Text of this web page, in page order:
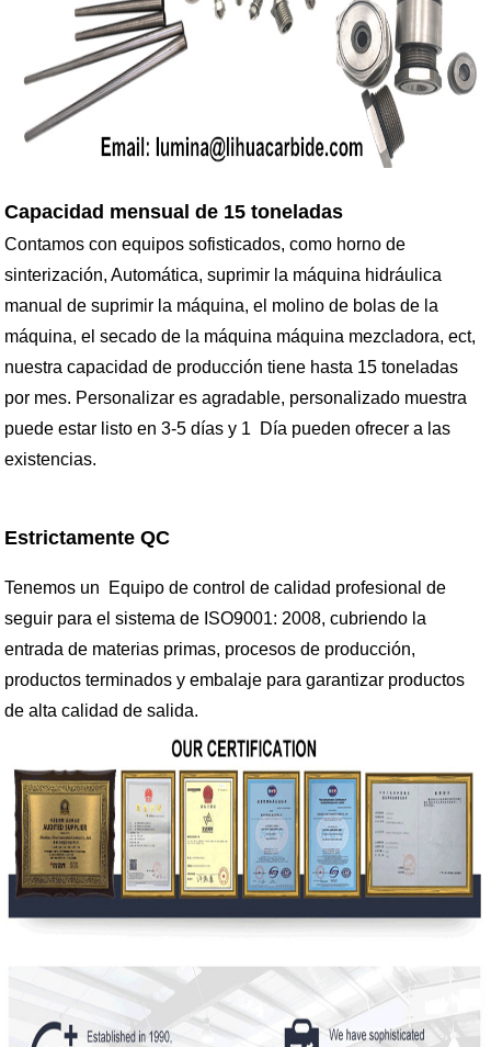
Capacidad mensual de 15 toneladas
Contamos con equipos sofisticados, como horno de
sinterización, Automática, suprimir la máquina hidráulica
manual de suprimir la máquina, el molino de bolas de la
máquina, el secado de la máquina máquina mezcladora, ect,
nuestra capacidad de producción tiene hasta 15 toneladas
por mes. Personalizar es agradable, personalizado muestra
puede estar listo en 3-5 días y 1 Día pueden ofrecer a las
existencias.
Estrictamente QC
Tenemos un Equipo de control de calidad profesional de
seguir para el sistema de ISO9001: 2008, cubriendo la
entrada de materias primas, procesos de producción,
productos terminados y embalaje para garantizar productos
de alta calidad de salida.